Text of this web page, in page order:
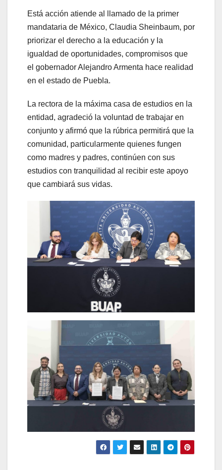
Está acción atiende al llamado de la primer
mandataria de México, Claudia Sheinbaum, por
priorizar el derecho a la educación y la
igualdad de oportunidades, compromisos que
el gobernador Alejandro Armenta hace realidad
en el estado de Puebla.
La rectora de la máxima casa de estudios en la
entidad, agradeció la voluntad de trabajar en
conjunto y afirmó que la rúbrica permitirá que la
comunidad, particularmente quienes fungen
como madres y padres, continúen con sus
estudios con tranquilidad al recibir este apoyo
que cambiará sus vidas.